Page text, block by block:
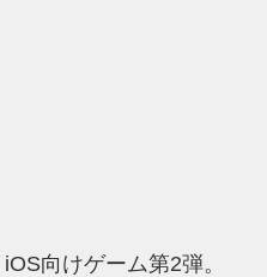
向けゲーム第2弾。